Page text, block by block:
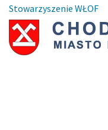
Stowarzyszenie WŁOF